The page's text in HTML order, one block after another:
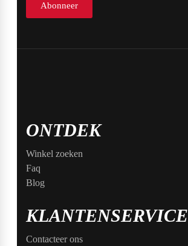
Abonneer
ONTDEK
Winkel zoeken
Faq
Blog
KLANTENSERVICE
Contacteer ons